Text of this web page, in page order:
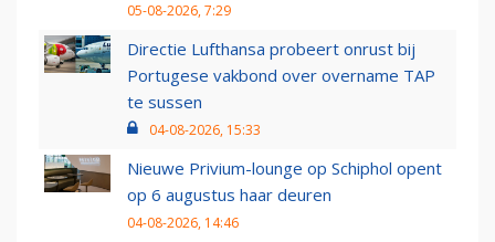
05-08-2026, 7:29
Directie Lufthansa probeert onrust bij
Portugese vakbond over overname TAP
te sussen
04-08-2026, 15:33
Nieuwe Privium-lounge op Schiphol opent
op 6 augustus haar deuren
04-08-2026, 14:46